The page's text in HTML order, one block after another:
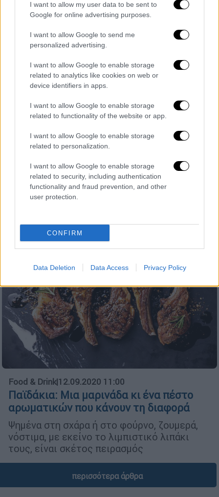
I want to allow my user data to be sent to
Google for online advertising purposes.
I want to allow Google to send me
personalized advertising.
I want to allow Google to enable storage
related to analytics like cookies on web or
device identifiers in apps.
I want to allow Google to enable storage
related to functionality of the website or app.
I want to allow Google to enable storage
related to personalization.
I want to allow Google to enable storage
related to security, including authentication
functionality and fraud prevention, and other
user protection.
CONFIRM
Data Deletion Data Access Privacy Policy
Food & Drink 23.02.2022 07:00
Γιατί Τσικνοπέμπτη και όχι …
γεύσεις ενός παλιού εθίμου
συγκεκριμένη μέρα; Πού βρίσκονται οι ρίζες
του εθίμου, ποια κρεατικά και γλυκά
προτιμάει η παράδοση την Τσικνοπέμπτη ή
Τσικνοπέφτη;
Food & Drink|12.09.2020 11:00
Παϊδάκια: Μια μαρινάδα κι ένα πέστο
αρωματικών που κάνουν τη διαφορά
Ψημένα στη σχάρα ή στο φούρνο, ζουμερά,
νόστιμα, με εκείνο το λιμπιστικό λιπάκι
τους, είναι σκέτος πειρασμός
περισσότερα άρθρα